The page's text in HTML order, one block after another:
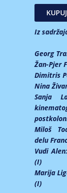
Iz
Georg
Žan-Pjer
Dimitris
Nina
Sanja
Miloš
delu
Vudi Alen:
(I)
Marija
(I)